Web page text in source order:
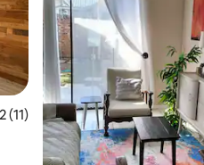
5 i genomsnittligt betyg, 11
(11)